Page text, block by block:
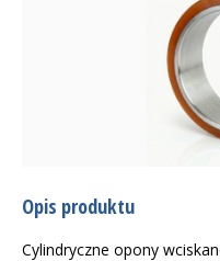
Opis produktu
Cylindryczne opony